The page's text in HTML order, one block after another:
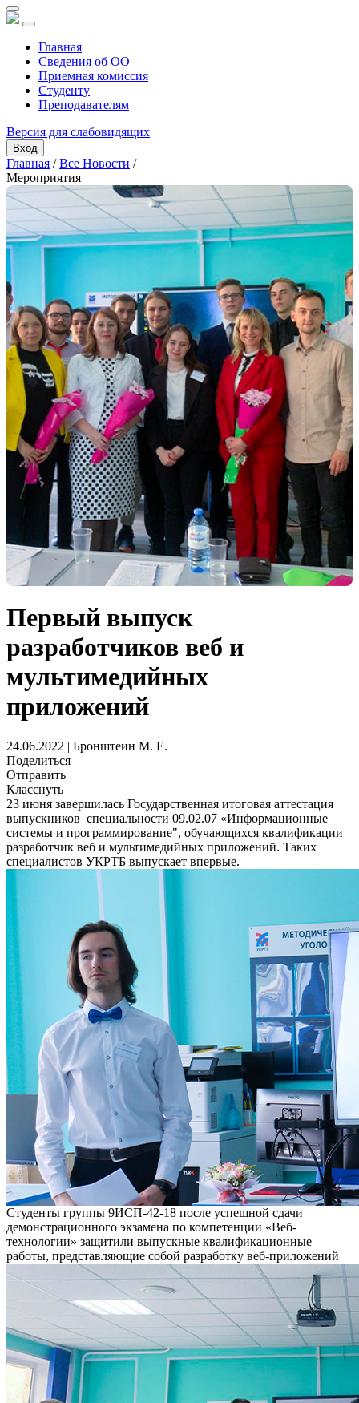
Главная
Сведения об ОО
Приемная комиссия
Студенту
Преподавателям
Версия для слабовидящих
Вход
Главная /Все Новости /
Мероприятия
Первый выпуск
разработчиков веб и
мультимедийных
приложений
24.06.2022 | Бронштеин М. Е.
Поделиться
Отправить
Класснуть
23 июня завершилась Государственная итоговая аттестация
выпускников специальности 09.02.07 «Информационные
системы и программирование", обучающихся квалификации
разработчик веб и мультимедийных приложений. Таких
специалистов УКРТБ выпускает впервые.
Студенты группы 9ИСП-42-18 после успешной сдачи
демонстрационного экзамена по компетенции «Веб-
технологии» защитили выпускные квалификационные
работы, представляющие собой разработку веб-приложений